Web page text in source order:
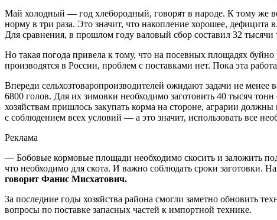
Май холодный — год хлебородный, говорят в народе. К тому же
норму в три раза. Это значит, что накопление хорошее,
Для сравнения, в прошлом году валовый сбор составил 32 тысячи
Но такая погода привела к тому, что на посевных площадях
производятся в России, проблем с поставками нет. Пока эта
Впереди сельхозтоваропроизводителей ожидают задачи не
6800 голов. Для их зимовки необходимо заготовить 40 тысяч
хозяйствам пришлось закупать корма на стороне, аграрии
с соблюдением всех условий — а это значит, использовать все
Реклама
— Бобовые кормовые площади необходимо скосить и заложить
что необходимо для скота. И важно соблюдать сроки заготовки.
говорит Фанис Мисхатович.
За последние годы хозяйства района смогли заметно обновить
вопросы по поставке запасных частей к импортной технике.